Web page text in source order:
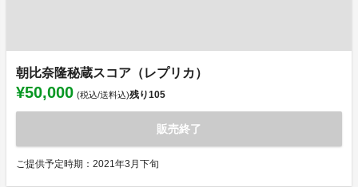
朝比奈隆秘蔵スコア（レプリカ）
¥50,000 (税込/送料込)残り105
販売終了
ご提供予定時期：2021年3月下旬